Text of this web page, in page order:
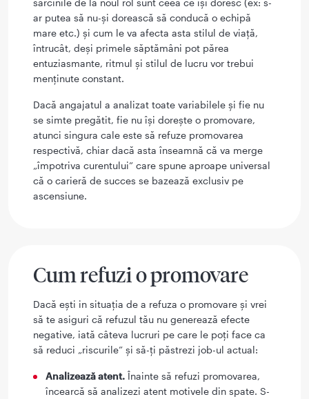
ar putea să nu-și dorească să conducă o echipă
mare etc.) și cum le va afecta asta stilul de viață,
întrucât, deși primele săptămâni pot părea
entuziasmante, ritmul și stilul de lucru vor trebui
menținute constant.
Dacă angajatul a analizat toate variabilele și fie nu
se simte pregătit, fie nu își dorește o promovare,
atunci singura cale este să refuze promovarea
respectivă, chiar dacă asta înseamnă că va merge
„împotriva curentului” care spune aproape universal
că o carieră de succes se bazează exclusiv pe
ascensiune.
Cum refuzi o promovare
Dacă ești in situația de a refuza o promovare și vrei
să te asiguri că refuzul tău nu generează efecte
negative, iată câteva lucruri pe care le poți face ca
să reduci „riscurile” și să-ți păstrezi job-ul actual:
Analizează atent. Înainte să refuzi promovarea,
încearcă să analizezi atent motivele din spate. S-